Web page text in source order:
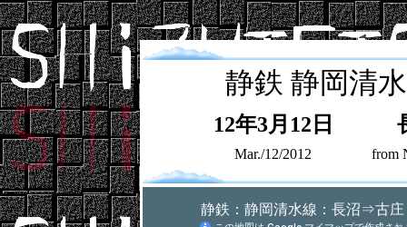
静鉄 静岡清
12年3月12日
Mar./12/2012 from